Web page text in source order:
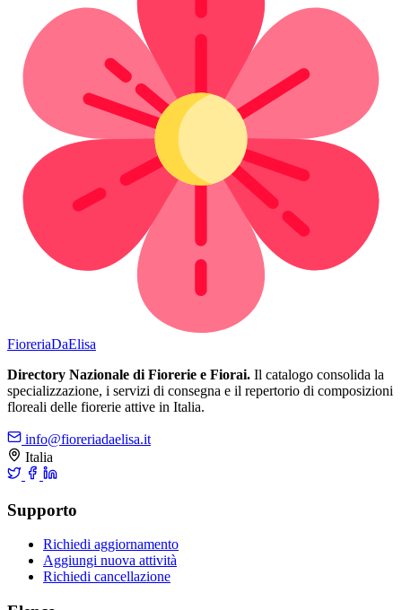
FioreriaDaElisa
Directory Nazionale di Fiorerie e Fiorai. Il catalogo consolida la
specializzazione, i servizi di consegna e il repertorio di composizioni
floreali delle fiorerie attive in Italia.
info@fioreriadaelisa.it
Italia
Supporto
Richiedi aggiornamento
Aggiungi nuova attività
Richiedi cancellazione